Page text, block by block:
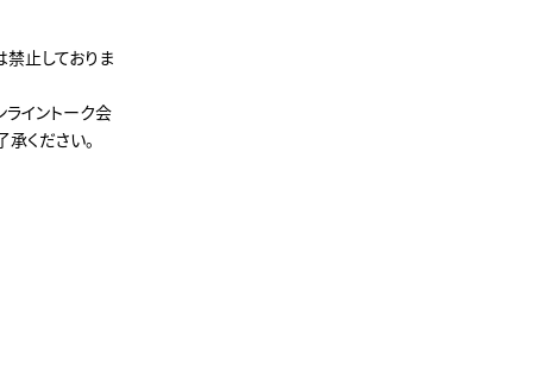
止しておりま
イントーク会
ください。